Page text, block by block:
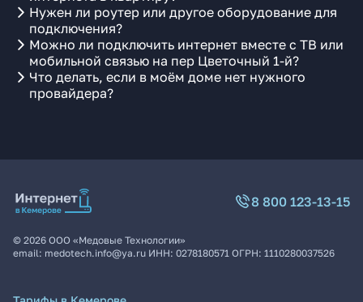
Нужен ли роутер или другое оборудование для
подключения?
Можно ли подключить интернет вместе с ТВ или
мобильной связью на пер Цветочный 1-й?
Что делать, если в моём доме нет нужного
провайдера?
8 800 123-13-15
© 2026 ООО «Медовые Технологии»
email: medotech.info@ya.ru ИНН: 0278180571 ОГРН: 1110280037526